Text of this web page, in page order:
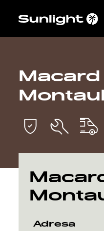
Modely
Servis
Adresa